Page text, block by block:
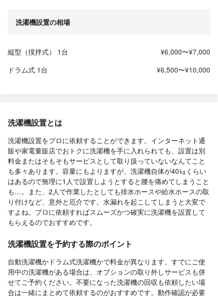
洗濯機設置の相場
縦型（撹拌式） 1台
¥6,000〜¥7,000
ドラム式 1台
¥6,500〜¥10,000
洗濯機設置とは
洗濯機設置をプロに依頼することができます。インターネット通
販や家電量販店でおトクに洗濯機を手に入れられても、設置は別
料金またはそもそもサービスとして取り扱っていないなんてこと
も多々あります。容量にもよりますが、洗濯機自体が40㎏くらい
はあるので無理に1人で設置しようとすると腰を痛めてしまうこと
も…。また、2人で作業したとしても排水ホースや給水ホースの取
り付けなど、意外と厄介です。水漏れを起こしてしまうと大変で
すよね。プロに依頼すればスムーズかつ確実に洗濯機を設置して
もらえるのでおすすめです。
洗濯機設置を予約する際のポイント
自動洗濯機かドラム式洗濯機かで料金が異なります。すでにご使
用中の洗濯機がある場合は、オプションの取り外しサービスも併
せてご予約ください。不要になった洗濯機の回収も依頼したい場
合は一緒にまとめて依頼するのがおすすめです。動作確認が必要